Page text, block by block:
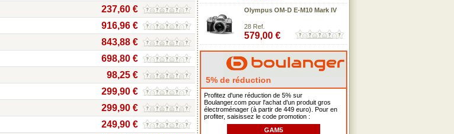
237,60 €
916,96 €
843,88 €
698,80 €
98,25 €
299,90 €
299,90 €
249,90 €
Olympus OM-D E-M10 Mark IV
28 Ref.
579,00 €
5% de réduction
Profitez d'une réduction de 5% sur
Boulanger.com pour l'achat d'un produit gros
électroménager (à partir de 449 euro). Pour en
profiter, saisissez le code promotion :
GAM5